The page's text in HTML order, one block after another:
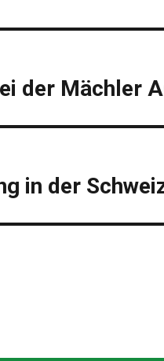
der Mächler
in der